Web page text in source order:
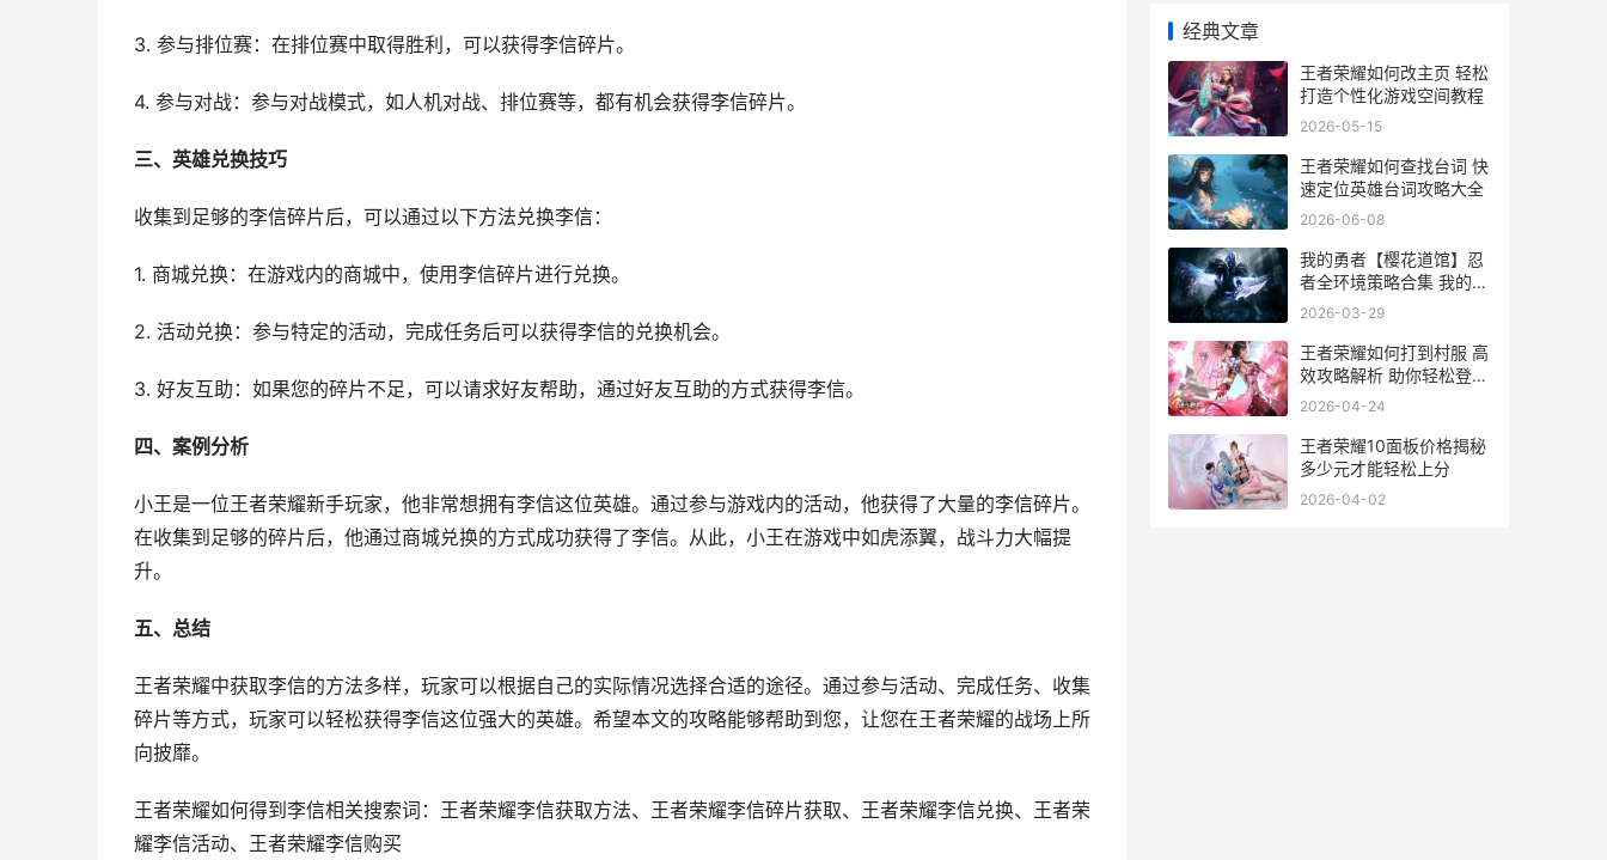
3. 参与排位赛：在排位赛中取得胜利，可以获得李信碎片。
4. 参与对战：参与对战模式，如人机对战、排位赛等，都有机会获得李信碎片。
三、英雄兑换技巧
收集到足够的李信碎片后，可以通过以下方法兑换李信：
1. 商城兑换：在游戏内的商城中，使用李信碎片进行兑换。
2. 活动兑换：参与特定的活动，完成任务后可以获得李信的兑换机会。
3. 好友互助：如果您的碎片不足，可以请求好友帮助，通过好友互助的方式获得李信。
四、案例分析
小王是一位王者荣耀新手玩家，他非常想拥有李信这位英雄。通过参与游戏内的活动，他获得了大量的李信碎片。
在收集到足够的碎片后，他通过商城兑换的方式成功获得了李信。从此，小王在游戏中如虎添翼，战斗力大幅提
升。
五、总结
王者荣耀中获取李信的方法多样，玩家可以根据自己的实际情况选择合适的途径。通过参与活动、完成任务、收集
碎片等方式，玩家可以轻松获得李信这位强大的英雄。希望本文的攻略能够帮助到您，让您在王者荣耀的战场上所
向披靡。
王者荣耀如何得到李信相关搜索词：王者荣耀李信获取方法、王者荣耀李信碎片获取、王者荣耀李信兑换、王者荣
耀李信活动、王者荣耀李信购买
经典文章
王者荣耀如何改主页 轻松
打造个性化游戏空间教程
2026-05-15
王者荣耀如何查找台词 快
速定位英雄台词攻略大全
2026-06-08
我的勇者【樱花道馆】忍
者全环境策略合集 我的勇
者最新更新
2026-03-29
王者荣耀如何打到村服 高
效攻略解析 助你轻松登顶
村服王者
2026-04-24
王者荣耀10面板价格揭秘
多少元才能轻松上分
2026-04-02